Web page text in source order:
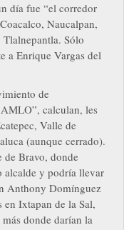
día fue “el corredor
Naucalpan,
Sólo
a Enrique Vargas del
de
calculan, les
Valle de
(aunque cerrado).
de Bravo, donde
alcalde y podría llevar
Anthony Domínguez
Ixtapan de la Sal,
donde darían la